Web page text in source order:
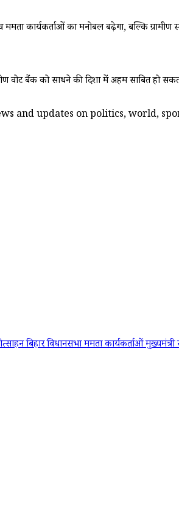
कार्यकर्ताओं का मनोबल बढ़ेगा, बल्कि ग्रामीण
वोट बैंक को साधने की दिशा में अहम साबित हो
and updates on politics, world,
बिहार विधानसभाममता कार्यकर्ताओंमुख्यमंत्री